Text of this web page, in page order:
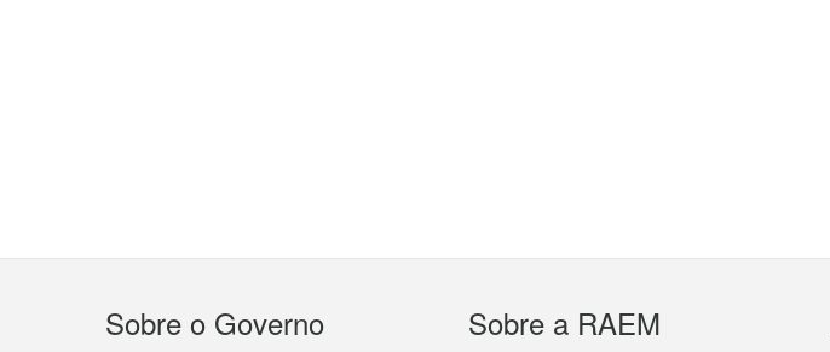
Menu
Sobre o Governo Sobre a RAEM